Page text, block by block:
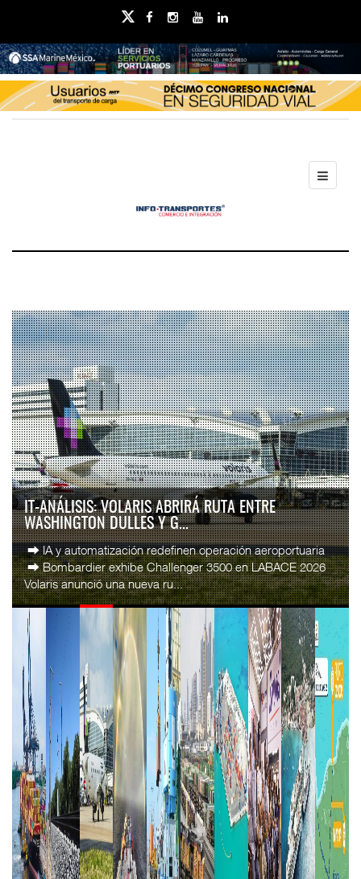
IT-ANÁLISIS: VOLARIS ABRIRÁ RUTA ENTRE
WASHINGTON DULLES Y G...
⮕ IA y automatización redefinen operación aeroportuaria
⮕ Bombardier exhibe Challenger 3500 en LABACE 2026
Volaris anunció una nueva ru...